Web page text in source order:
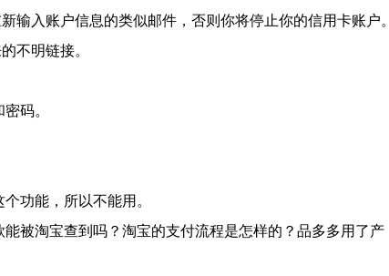
输入账户信息的类似邮件，否则你将停止你的信用卡账户。
不明链接。
码。
功能，所以不能用。
被淘宝查到吗？淘宝的支付流程是怎样的？品多多用了产